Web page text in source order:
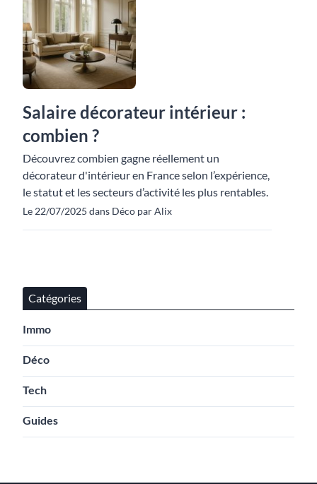
Salaire décorateur intérieur :
combien ?
Découvrez combien gagne réellement un
décorateur d'intérieur en France selon l’expérience,
le statut et les secteurs d’activité les plus rentables.
Le 22/07/2025 dans Déco par Alix
Catégories
Immo
Déco
Tech
Guides